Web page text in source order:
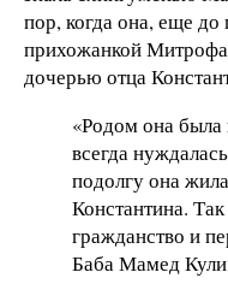
пор, когда она, еще до
прихожанкой
дочерью отца
«Родом она
всегда
подолгу она
Константина.
гражданство и
Баба Мамед